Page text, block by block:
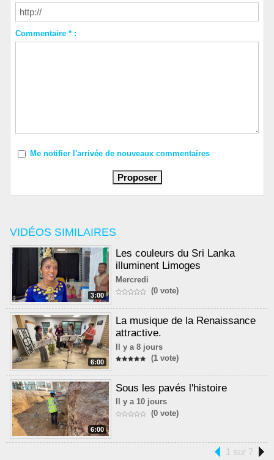
VIDÉOS SIMILAIRES
3:00
Les couleurs du Sri Lanka
illuminent Limoges
Mercredi
(0 vote)
6:00
La musique de la Renaissance
attractive.
Il y a 8 jours
(1 vote)
6:00
Sous les pavés l'histoire
Il y a 10 jours
(0 vote)
1 sur 7
Commentaire * :
Me notifier l'arrivée de nouveaux commentaires